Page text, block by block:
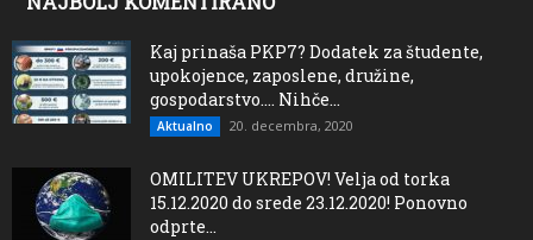
Kaj prinaša PKP7? Dodatek za študente,
upokojence, zaposlene, družine,
gospodarstvo…. Nihče...
Aktualno 20. decembra, 2020
OMILITEV UKREPOV! Velja od torka
15.12.2020 do srede 23.12.2020! Ponovno
odprte...